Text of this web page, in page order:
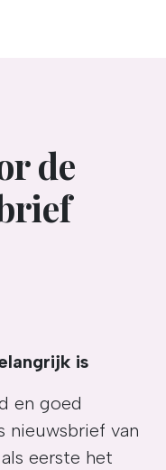
de
is
en goed
nieuwsbrief van
eerste het